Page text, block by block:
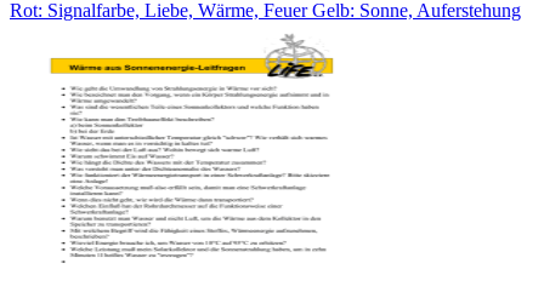
Rot: Signalfarbe, Liebe, Wärme, Feuer Gelb: Sonne, Auferstehung